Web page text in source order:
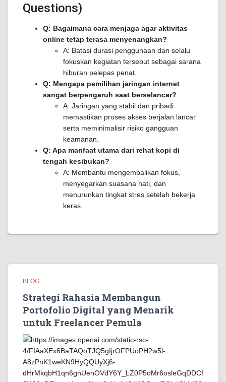
Questions)
Q: Bagaimana cara menjaga agar aktivitas
online tetap terasa menyenangkan?
A: Batasi durasi penggunaan dan selalu
fokuskan kegiatan tersebut sebagai sarana
hiburan pelepas penat.
Q: Mengapa pemilihan jaringan internet
sangat berpengaruh saat berselancar?
A: Jaringan yang stabil dan pribadi
memastikan proses akses berjalan lancar
serta meminimalisir risiko gangguan
keamanan.
Q: Apa manfaat utama dari rehat kopi di
tengah kesibukan?
A: Membantu mengembalikan fokus,
menyegarkan suasana hati, dan
menurunkan tingkat stres setelah bekerja
keras.
BLOG
Strategi Rahasia Membangun
Portofolio Digital yang Menarik
untuk Freelancer Pemula